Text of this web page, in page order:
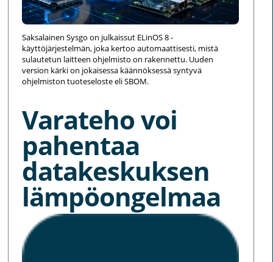
Saksalainen Sysgo on julkaissut ELinOS 8 -
käyttöjärjestelmän, joka kertoo automaattisesti, mistä
sulautetun laitteen ohjelmisto on rakennettu. Uuden
version kärki on jokaisessa käännöksessä syntyvä
ohjelmiston tuoteseloste eli SBOM.
Varateho voi
pahentaa
datakeskuksen
lämpöongelmaa